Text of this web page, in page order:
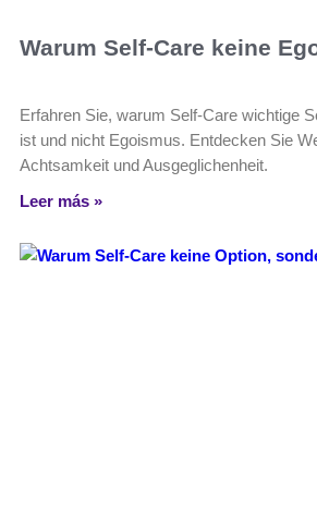
Warum Self-Care keine
Erfahren Sie, warum Self-Care wichtige
ist und nicht Egoismus. Entdecken Sie
Achtsamkeit und Ausgeglichenheit.
Leer más »